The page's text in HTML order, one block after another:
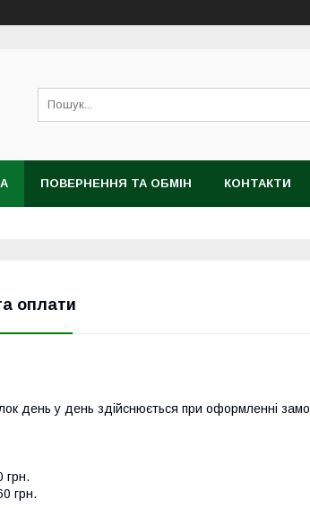
ПОВЕРНЕННЯ ТА ОБМІН КОНТАКТИ
оплати
день у день здійснюється при оформленні
грн.
грн.